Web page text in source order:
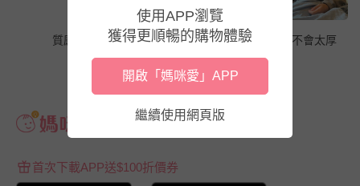
質感不錯，版型寬鬆舒適 台南的天氣穿剛剛好，不會太厚
首次下載APP送$100折價券
使用APP瀏覽
獲得更順暢的購物體驗
開啟「媽咪愛」APP
繼續使用網頁版